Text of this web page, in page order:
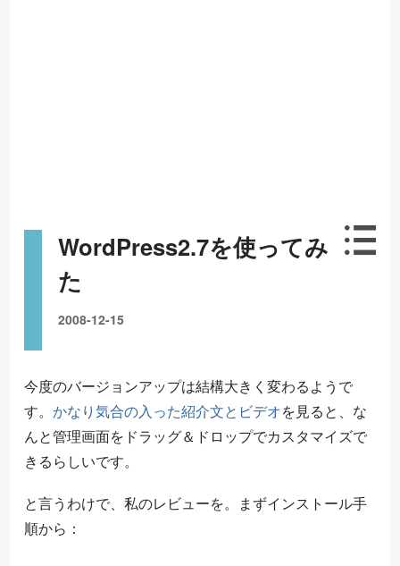
WordPress2.7を使ってみ
た
2008-12-15
今度のバージョンアップは結構大きく変わるようで
す。 かなり気合の入った紹介文とビデオを見ると、な
んと管理画面をドラッグ＆ドロップでカスタマイズで
きるらしいです。
と言うわけで、私のレビューを。まずインストール手
順から：